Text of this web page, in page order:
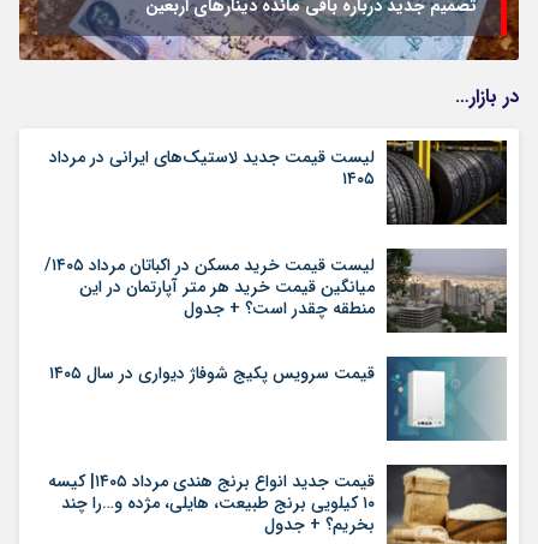
تصمیم جدید درباره باقی مانده دینارهای اربعین
در بازار…
لیست قیمت جدید لاستیک‌های ایرانی در مرداد
۱۴۰۵
لیست قیمت خرید مسکن در اکباتان مرداد ۱۴۰۵/
میانگین قیمت خرید هر متر آپارتمان در این
منطقه چقدر است؟ + جدول
قیمت سرویس پکیج شوفاژ دیواری در سال ۱۴۰۵
قیمت جدید انواع برنج هندی مرداد ۱۴۰۵| کیسه
۱۰ کیلویی برنج طبیعت، هایلی، مژده و…را چند
بخریم؟ + جدول